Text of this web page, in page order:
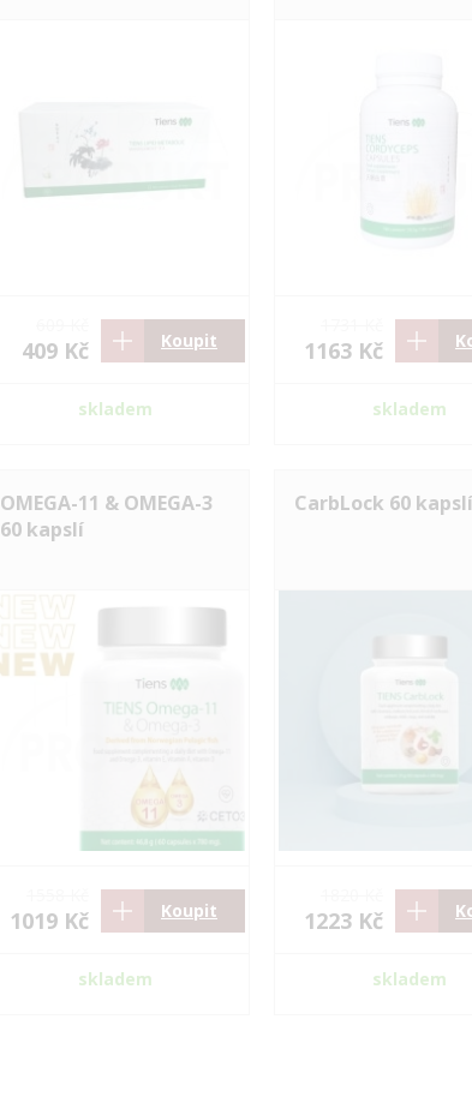
409 Kč Koupit
skladem
1163 Kč
skladem
OMEGA-11 & OMEGA-3
60 kapslí
1019 Kč Koupit
skladem
CarbLock 60 kapslí
1223 Kč
skladem